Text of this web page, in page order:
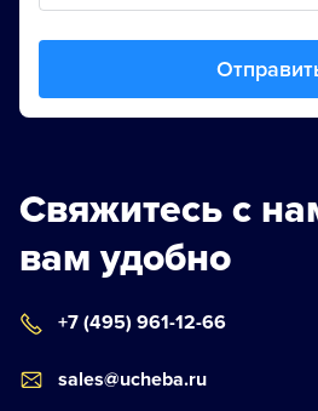
Свяжитесь с
вам удобно
+7 (495) 961-12-66
sales@ucheba.ru